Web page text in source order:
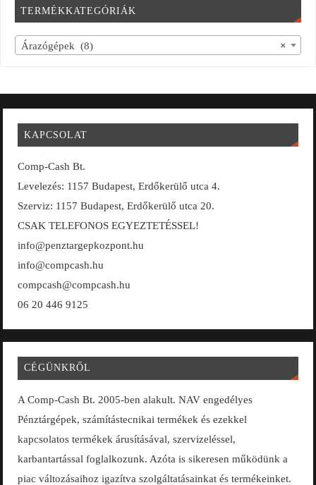
TERMÉKKATEGÓRIÁK
×
Árazógépek (8)
KAPCSOLAT
Comp-Cash Bt.
Levelezés: 1157 Budapest, Erdőkerülő utca 4.
Szerviz: 1157 Budapest, Erdőkerülő utca 20.
CSAK TELEFONOS EGYEZTETÉSSEL!
info@penztargepkozpont.hu
info@compcash.hu
compcash@compcash.hu
06 20 446 9125
CÉGÜNKRŐL
A Comp-Cash Bt. 2005-ben alakult. NAV engedélyes
Pénztárgépek, számítástecnikai termékek és ezekkel
kapcsolatos termékek árusításával, szervizeléssel,
karbantartással foglalkozunk. Azóta is sikeresen működünk a
piac változásaihoz igazítva szolgáltatásainkat és termékeinket.